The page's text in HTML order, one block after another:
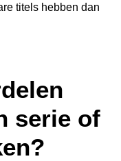
titels hebben dan
serie of